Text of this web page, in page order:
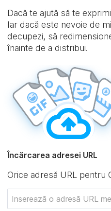
Dacă te ajută să te
Iar dacă este nevoie de
decupezi, să
înainte de a distribui.
Încărcarea adresei URL
Orice adresă URL pentru